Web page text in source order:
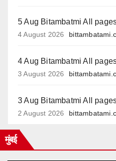
5 Aug Bitambatmi All
4 August 2026
4 Aug Bitambatmi All
3 August 2026
3 Aug Bitambatmi All
2 August 2026
मुंबई